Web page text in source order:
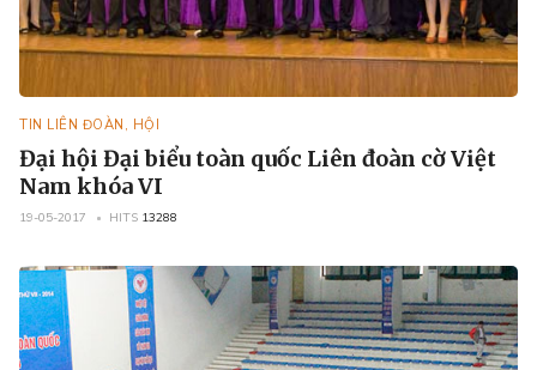
TIN LIÊN ĐOÀN, HỘI
Đại hội Đại biểu toàn quốc Liên đoàn cờ Việt
Nam khóa VI
19-05-2017 HITS 13288